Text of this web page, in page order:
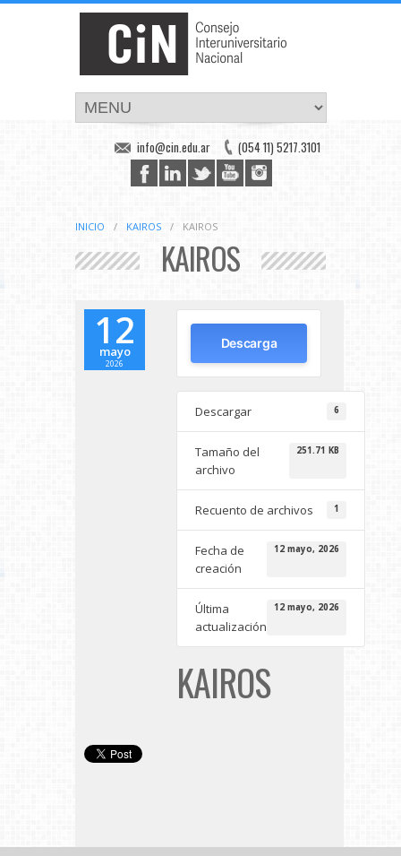
(054 11) 5217.3101
info@cin.edu.ar
INICIO / KAIROS / KAIROS
KAIROS
12
mayo
2026
Descarga
Descargar 6
Tamaño del
archivo
251.71 KB
Recuento de archivos 1
Fecha de
creación
12 mayo, 2026
Última
actualización
12 mayo, 2026
KAIROS